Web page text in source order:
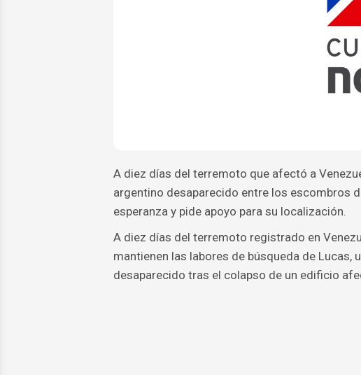
A diez días del terremoto que afectó a
argentino desaparecido entre los escombros
esperanza y pide apoyo para su localización.
A diez días del terremoto registrado en
mantienen las labores de búsqueda de Lucas,
desaparecido tras el colapso de un edificio